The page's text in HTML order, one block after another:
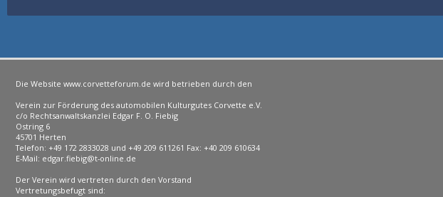
Die Website www.corvetteforum.de wird betrieben durch den
Verein zur Förderung des automobilen Kulturgutes Corvette e.V.
c/o Rechtsanwaltskanzlei Edgar F. O. Fiebig
Ostring 6
45701 Herten
Telefon: +49 172 2833028 und +49 209 611261 Fax: +40 209 610634
E-Mail: edgar.fiebig@t-online.de
Der Verein wird vertreten durch den Vorstand
Vertretungsbefugt sind: